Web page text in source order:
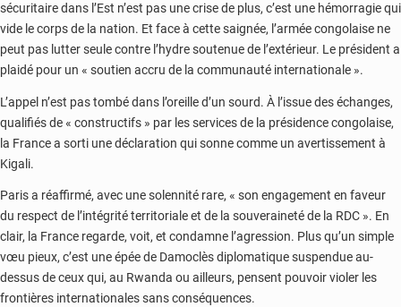
sécuritaire dans l’Est n’est pas une crise de plus, c’est une hémorragie qui
vide le corps de la nation. Et face à cette saignée, l’armée congolaise ne
peut pas lutter seule contre l’hydre soutenue de l’extérieur. Le président a
plaidé pour un « soutien accru de la communauté internationale ».
L’appel n’est pas tombé dans l’oreille d’un sourd. À l’issue des échanges,
qualifiés de « constructifs » par les services de la présidence congolaise,
la France a sorti une déclaration qui sonne comme un avertissement à
Kigali.
Paris a réaffirmé, avec une solennité rare, « son engagement en faveur
du respect de l’intégrité territoriale et de la souveraineté de la RDC ». En
clair, la France regarde, voit, et condamne l’agression. Plus qu’un simple
vœu pieux, c’est une épée de Damoclès diplomatique suspendue au-
dessus de ceux qui, au Rwanda ou ailleurs, pensent pouvoir violer les
frontières internationales sans conséquences.